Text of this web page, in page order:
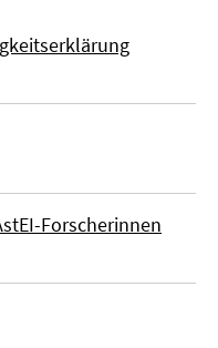
Forscherinnen